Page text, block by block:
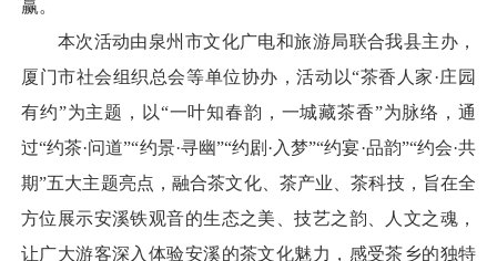
赢。
本次活动由泉州市文化广电和旅游局联合我县主办，
厦门市社会组织总会等单位协办，活动以“茶香人家·庄园
有约”为主题，以“一叶知春韵，一城藏茶香”为脉络，通
过“约茶·问道”“约景·寻幽”“约剧·入梦”“约宴·品韵”“约会·共
期”五大主题亮点，融合茶文化、茶产业、茶科技，旨在全
方位展示安溪铁观音的生态之美、技艺之韵、人文之魂，
让广大游客深入体验安溪的茶文化魅力，感受茶乡的独特